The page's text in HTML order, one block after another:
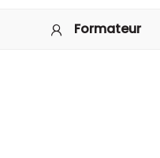
Formateur